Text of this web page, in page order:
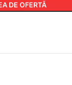
DE OFERTĂ